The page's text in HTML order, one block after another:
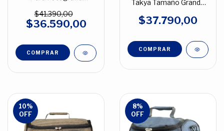
$41.390,00
$36.590,00
COMPRAR
Takya Tamaño Grande
Melange
$37.790,00
COMPRAR
10%
OFF
8%
OFF